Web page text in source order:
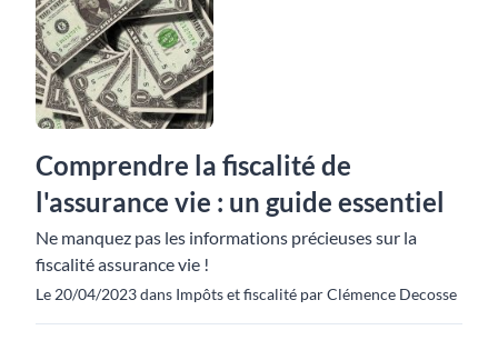
Comprendre la fiscalité de
l'assurance vie : un guide essentiel
Ne manquez pas les informations précieuses sur la
fiscalité assurance vie !
Le 20/04/2023 dans Impôts et fiscalité par Clémence Decosse